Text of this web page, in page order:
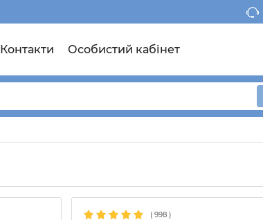
Контакти Особистий кабінет
( 998 )